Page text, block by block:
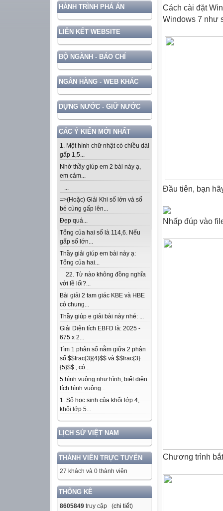
HÀNH TRÌNH PHÁ ÁN
LIÊN KẾT WEBSITE
BỘ NGÀNH - BÁO CHÍ
NGÂN HÀNG - WEB KHÁC
DỰNG NƯỚC - GIỮ NƯỚC
CÁC Ý KIẾN MỚI NHẤT
1. Một hình chữ nhật có chiều dài
gấp 1,5...
Nhờ thầy giúp em 2 bài này ạ,
em cảm...
...
=>(Hoặc) Giải Khi số lớn và số
bé cùng gấp lên...
Đẹp quá...
Tổng của hai số là 114,6. Nếu
gấp số lớn...
Thầy giải giúp em bài này ạ:
Tổng của hai...
22. Từ nào không đồng nghĩa
với lề lối?...
Bài giải 2 tam giác KBE và HBE
có chung...
Thầy giúp e giải bài này nhé: ...
Giải Diện tích EBFD là: 2025 -
675 x 2...
Tìm 1 phân số nằm giữa 2 phân
số $$frac{3}{4}$$ và $$frac{3}
{5}$$ , có...
5 hình vuông như hình, biết diện
tích hình vuông...
1. Số học sinh của khối lớp 4,
khối lớp 5...
LỊCH SỬ VIỆT NAM
THÀNH VIÊN TRỰC TUYẾN
27 khách và 0 thành viên
THỐNG KÊ
8605849 truy cập (chi tiết)
Cáchcài đặt
Windows 7 như
Đầu tiên, bạn
Nhấp đúp vào
Chương trình